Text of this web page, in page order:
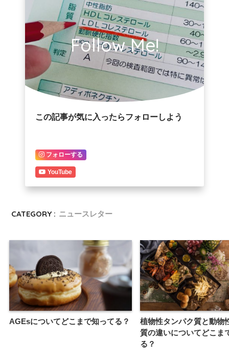
Follow Me!
この記事が気に入ったらフォローしよう
フォローする
YouTube
CATEGORY : ニュースレター
AGEsについてどこまで知ってる？
植物性タンパク質と動物
質の違いについてどこま
る？